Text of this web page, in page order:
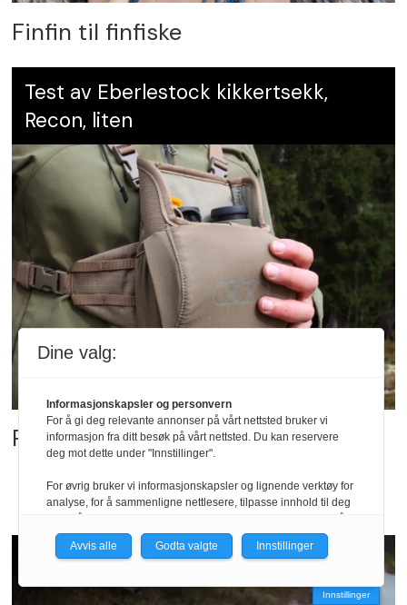
Finfin til finfiske
Test av Eberlestock kikkertsekk,
Recon, liten
Praktisk kikkertholder
Innstillinger
Dine valg:
Informasjonskapsler og personvern
For å gi deg relevante annonser på vårt nettsted bruker vi
informasjon fra ditt besøk på vårt nettsted. Du kan reservere
deg mot dette under "Innstillinger".
For øvrig bruker vi informasjonskapsler og lignende verktøy for
analyse, for å sammenligne nettlesere, tilpasse innhold til deg
personvernerklæring.
du få relevante annonser på nettstedene til medlemmene i
nettverket basert på informasjon fra dine besøk på tvers av
Avvis alle Godta valgte Innstillinger